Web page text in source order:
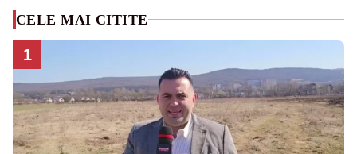
CELE MAI CITITE
1